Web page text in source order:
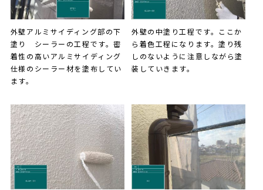
外壁アルミサイディング部の下
塗り シーラーの工程です。密
着性の高いアルミサイディング
仕様のシーラー材を塗布してい
ます。
外壁の中塗り工程です。ここか
ら着色工程になります。塗り残
しのないように注意しながら塗
装していきます。